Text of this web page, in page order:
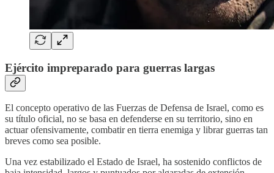
Ejército impreparado para guerras largas
El concepto operativo de las Fuerzas de Defensa de Israel, como es
su título oficial, no se basa en defenderse en su territorio, sino en
actuar ofensivamente, combatir en tierra enemiga y librar guerras tan
breves como sea posible.
Una vez estabilizado el Estado de Israel, ha sostenido conflictos de